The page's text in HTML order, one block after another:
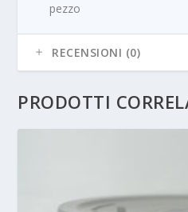
pezzo
RECENSIONI (0)
PRODOTTI